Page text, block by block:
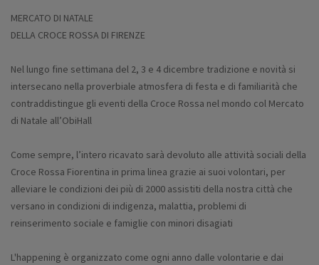
MERCATO DI NATALE
DELLA CROCE ROSSA DI FIRENZE
Nel lungo fine settimana del 2, 3 e 4 dicembre tradizione e novità si
intersecano nella proverbiale atmosfera di festa e di familiarità che
contraddistingue gli eventi della Croce Rossa nel mondo col Mercato
di Natale all’ObiHall
Come sempre, l’intero ricavato sarà devoluto alle attività sociali della
Croce Rossa Fiorentina in prima linea grazie ai suoi volontari, per
alleviare le condizioni dei più di 2000 assistiti della nostra città che
versano in condizioni di indigenza, malattia, problemi di
reinserimento sociale e famiglie con minori disagiati
L'happening è organizzato come ogni anno dalle volontarie e dai